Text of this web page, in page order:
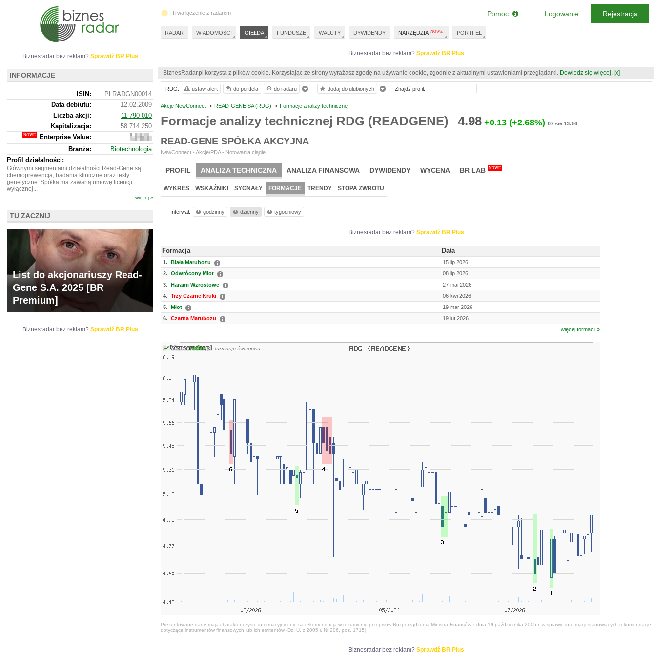
Biznesradar bez reklam? Sprawdź BR Plus
BiznesRadar.pl korzysta z plików cookie. Korzystając ze strony wyrażasz zgodę na używanie cookie, zgodnie z aktualnymi ustawieniami przeglądarki. Dowiedz się więcej. [x]
Akcje NewConnect • READ-GENE SA (RDG) • Formacje analizy technicznej
Formacje analizy technicznej RDG (READGENE) 4.98 +0.13 (+2.68%) 07 sie 13:56
READ-GENE SPÓŁKA AKCYJNA
NewConnect - Akcje/PDA - Notowania ciągłe
PROFIL ANALIZA TECHNICZNA ANALIZA FINANSOWA DYWIDENDY WYCENA BR LAB NOWE
WYKRES WSKAŹNIKI SYGNAŁY FORMACJE TRENDY STOPA ZWROTU
Interwał: godzinny dzienny tygodniowy
Biznesradar bez reklam? Sprawdź BR Plus
Formacja Data
1. Biała Marubozu
15 lip 2026
2. Odwrócony Młot
08 lip 2026
3. Harami Wzrostowe
27 maj 2026
4. Trzy Czarne Kruki
06 kwi 2026
5. Młot
19 mar 2026
6. Czarna Marubozu
19 lut 2026
więcej formacji »
Prezentowane dane mają charakter czysto informacyjny i nie są rekomendacją w rozumieniu przepisów Rozporządzenia Ministra Finansów z dnia 19 października 2005 r. w sprawie informacji stanowiących rekomendacje
dotyczące instrumentów finansowych lub ich emitentów (Dz. U. z 2005 r. Nr 206, poz. 1715).
Biznesradar bez reklam? Sprawdź BR Plus
RDG: ustaw alert do portfela do radaru dodaj do ulubionych Znajdź profil:
Biznesradar bez reklam? Sprawdź BR Plus
INFORMACJE
ISIN:
PLRADGN00014
Data debiutu:
12.02.2009
Liczba akcji:
11 790 010
Kapitalizacja:
58 714 250
Enterprise Value:
56
900
250
Branża:
Biotechnologia
Profil działalności:
Głównymi segmentami działalności Read-Gene są
chemoprewencja, badania kliniczne oraz testy
genetyczne. Spółka ma zawartą umowę licencji
wyłącznej...
więcej »
TU ZACZNIJ
List do akcjonariuszy Read-
Gene S.A. 2025 [BR
Premium]
Biznesradar bez reklam? Sprawdź BR Plus
Trwa łączenie z radarem
RADAR WIADOMOŚCI GIEŁDA FUNDUSZE WALUTY DYWIDENDY NARZĘDZIA PORTFEL
Pomoc Logowanie Rejestracja